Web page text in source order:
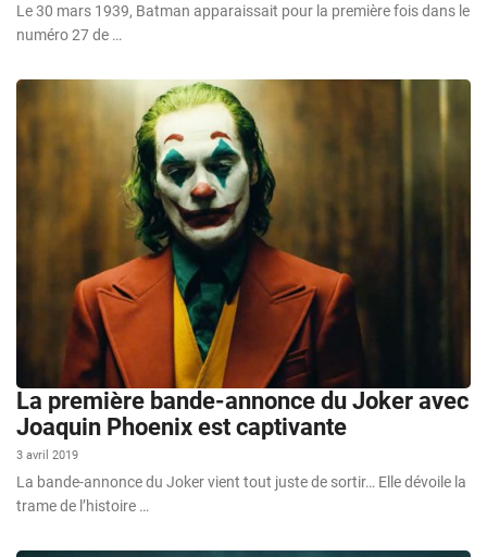
Le 30 mars 1939, Batman apparaissait pour la première fois dans le
numéro 27 de …
La première bande-annonce du Joker avec
Joaquin Phoenix est captivante
3 avril 2019
La bande-annonce du Joker vient tout juste de sortir… Elle dévoile la
trame de l’histoire …